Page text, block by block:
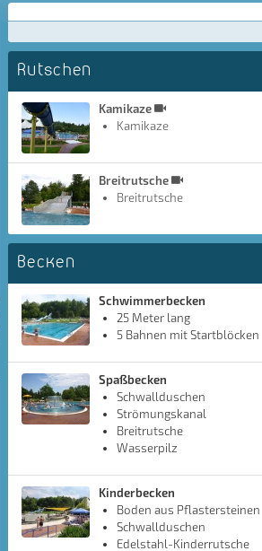
Rutschen
Kamikaze
Kamikaze
Breitrutsche
Breitrutsche
Becken
Schwimmerbecken
25 Meter lang
5 Bahnen mit Startblöcken
Spaßbecken
Schwallduschen
Strömungskanal
Breitrutsche
Wasserpilz
Kinderbecken
Boden aus Pflastersteinen
Schwallduschen
Edelstahl-Kinderrutsche